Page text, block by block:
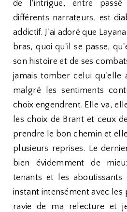
de l'intrigue, entre
différents narrateurs, est
addictif. J'ai adoré que
bras, quoi qu'il se passe,
son histoire et de ses
jamais tomber celui qu'elle
malgré les sentiments
choix engendrent. Elle va,
les choix de Brant et ceux
prendre le bon chemin et
plusieurs reprises. Le
bien évidemment de
tenants et les
instant intensément avec les
ravie de ma relecture et